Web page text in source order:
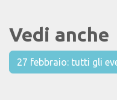
Vedi anche
27 febbraio: tutti gli